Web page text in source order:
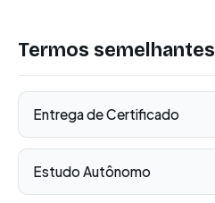
Termos semelhantes
Entrega de Certificado
Estudo Autônomo